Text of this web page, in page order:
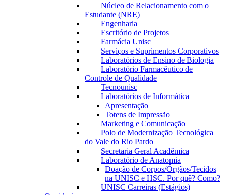
Núcleo de Relacionamento com o
Estudante (NRE)
Engenharia
Escritório de Projetos
Farmácia Unisc
Serviços e Suprimentos Corporativos
Laboratórios de Ensino de Biologia
Laboratório Farmacêutico de
Controle de Qualidade
Tecnounisc
Laboratórios de Informática
Apresentação
Totens de Impressão
Marketing e Comunicação
Polo de Modernização Tecnológica
do Vale do Rio Pardo
Secretaria Geral Acadêmica
Laboratório de Anatomia
Doação de Corpos/Órgãos/Tecidos
na UNISC e HSC. Por quê? Como?
UNISC Carreiras (Estágios)